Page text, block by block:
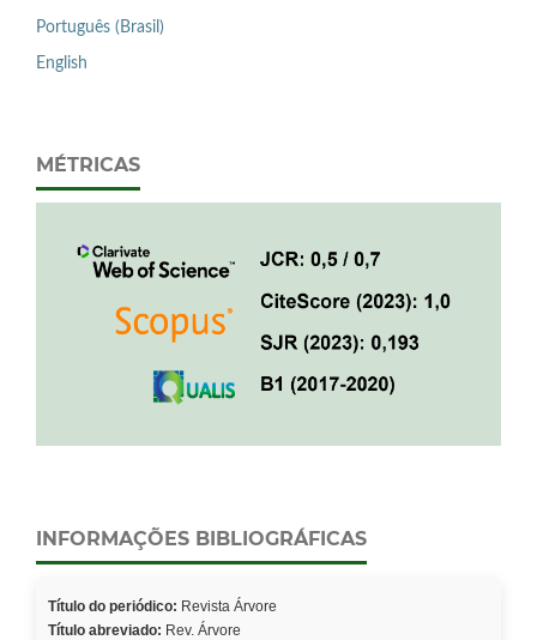
Português (Brasil)
English
MÉTRICAS
INFORMAÇÕES BIBLIOGRÁFICAS
Título do periódico: Revista Árvore
Título abreviado: Rev. Árvore